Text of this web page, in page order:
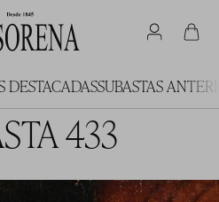
DESTACADASSUBASTAS
433